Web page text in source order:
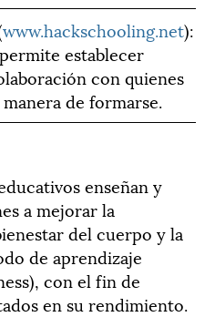
www.hackschooling.net):
establecer
con quienes
de formarse.
enseñan y
a mejorar la
del cuerpo y la
de aprendizaje
con el fin de
en su rendimiento.